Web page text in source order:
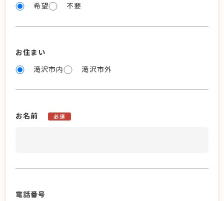
希望 不要
お住まい
滝沢市内
滝沢市外
お名前 必須
電話番号